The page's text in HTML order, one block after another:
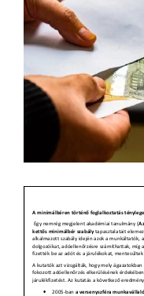
Larger
Image